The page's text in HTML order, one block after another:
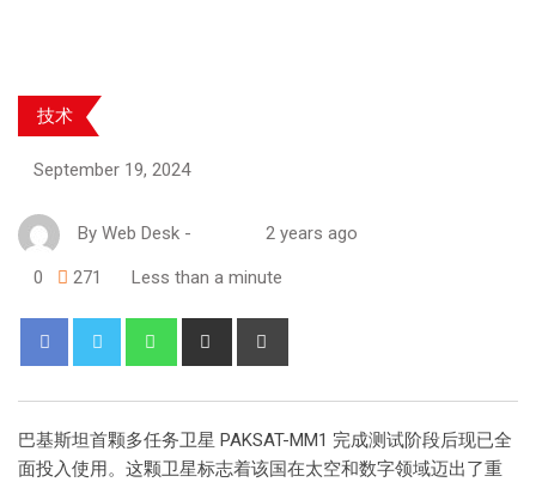
技术
September 19, 2024
By Web Desk - 2 years ago
0 271 Less than a minute
巴基斯坦首颗多任务卫星 PAKSAT-MM1 完成测试阶段后现已全
面投入使用。这颗卫星标志着该国在太空和数字领域迈出了重